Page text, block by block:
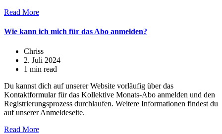
Read More
Wie kann ich mich für das Abo anmelden?
Chriss
2. Juli 2024
1 min read
Du kannst dich auf unserer Website vorläufig über das
Kontaktformular für das Kollektive Monats-Abo anmelden und den
Registrierungsprozess durchlaufen. Weitere Informationen findest du
auf unserer Anmeldeseite.
Read More